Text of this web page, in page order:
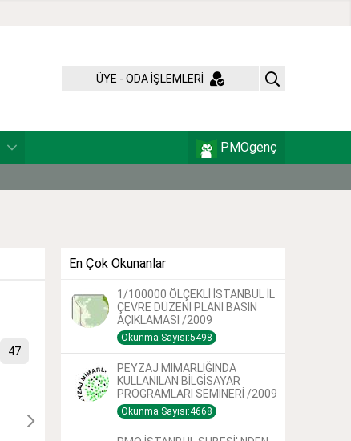
ÜYE - ODA İŞLEMLERİ
PMOgenç
47
En Çok Okunanlar
1/100000 ÖLÇEKLİ İSTANBUL İL
ÇEVRE DÜZENİ PLANI BASIN
AÇIKLAMASI /2009
Okunma Sayısı:5498
PEYZAJ MİMARLIĞINDA
KULLANILAN BİLGİSAYAR
PROGRAMLARI SEMİNERİ /2009
Okunma Sayısı:4668